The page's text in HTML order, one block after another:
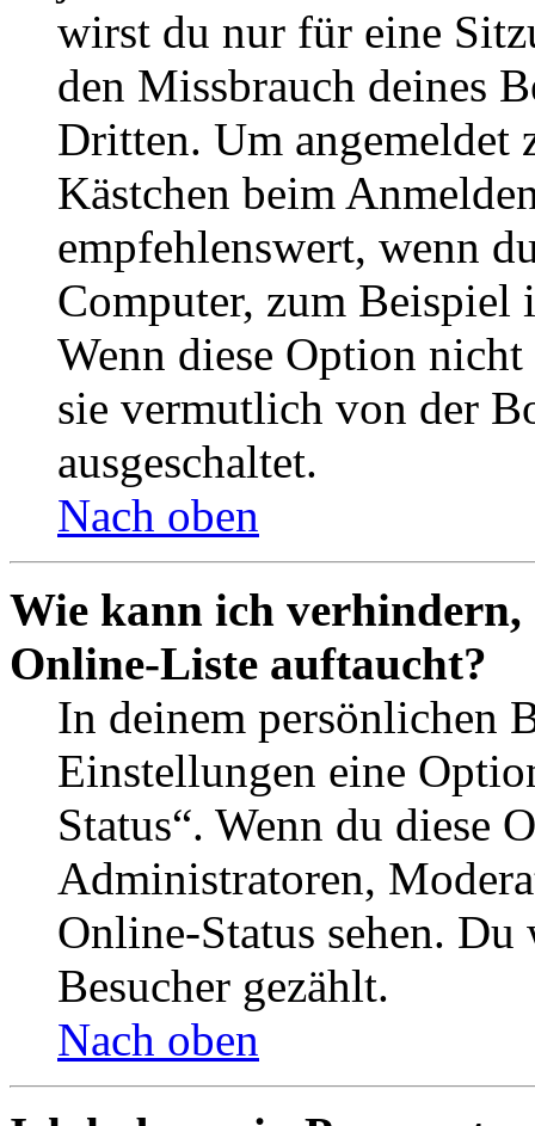
wirst du nur für eine
den Missbrauch deines
Dritten. Um angemeldet
Kästchen beim
empfehlenswert, wenn
Computer, zum Beispiel
Wenn diese Option
sie vermutlich von der
ausgeschaltet.
Nach oben
Wie kann ich verhindern,
Online-Liste auftaucht?
In deinem persönlichen
Einstellungen eine
Status“. Wenn du diese
Administratoren,
Online-Status sehen.
Besucher gezählt.
Nach oben